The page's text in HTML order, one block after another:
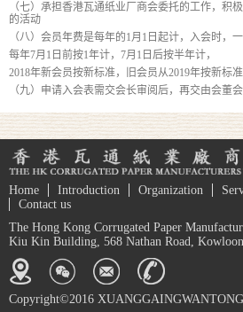
（七）承担香港瓦通纸业厂商会委托的工作，积
的活动
（八）会员年费是每年的1月1日起计，入会时，一
每年7月1日前按1年计，7月1日后按半年计，
2018年新会员按新标准，旧会员从2019年按新标准
（九）申请入会表需交会长审阅后，再交由会董
Home Introduction Organization
Contact us
The Hong Kong Corrugated Paper
Kiu Kin Building, 568 Nathan Road,
Copyright©2016